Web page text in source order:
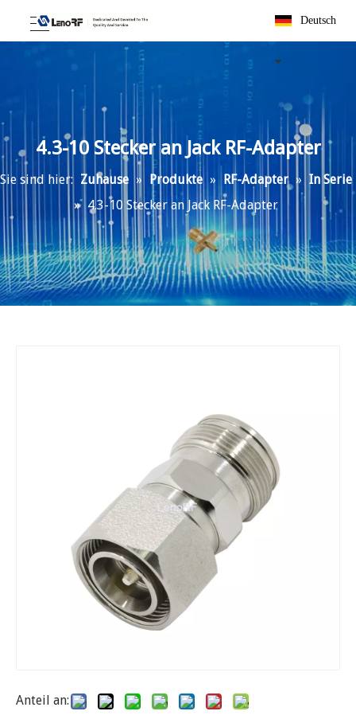
Deutsch
4.3-10 Stecker an Jack RF-Adapter
Sie sind hier: Zuhause » Produkte » RF-Adapter » In Serie
» 4.3-10 Stecker an Jack RF-Adapter
Anteil an: